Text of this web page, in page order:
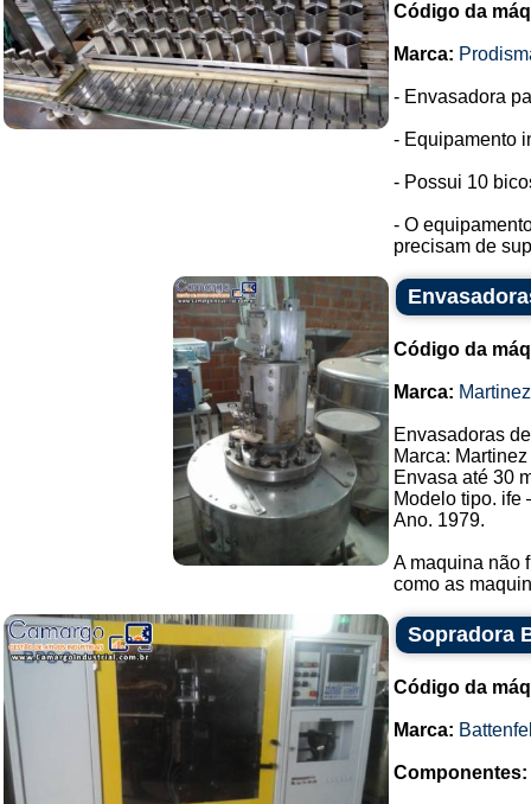
Código da
Marca:
- Envasadora
- Equipamento
- Possui 10
- O
precisam de
Código da
Marca:
Envasadoras
Marca:
Envasa até 30
Modelo tipo. ife
Ano. 1979.
A maquina não
como as
Sopradora
Código da
Marca:
Componentes: